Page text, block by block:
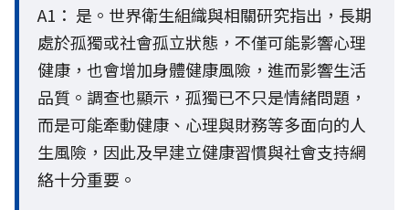
A1： 是。世界衛生組織與相關研究指出，長期
處於孤獨或社會孤立狀態，不僅可能影響心理
健康，也會增加身體健康風險，進而影響生活
品質。調查也顯示，孤獨已不只是情緒問題，
而是可能牽動健康、心理與財務等多面向的人
生風險，因此及早建立健康習慣與社會支持網
絡十分重要。